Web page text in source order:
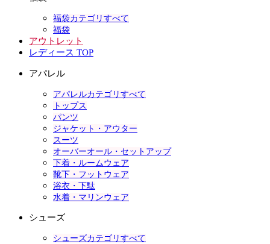
福袋カテゴリすべて
福袋
アウトレット
レディース TOP
アパレル
アパレルカテゴリすべて
トップス
パンツ
ジャケット・アウター
スーツ
オーバーオール・セットアップ
下着・ルームウェア
靴下・フットウェア
浴衣・下駄
水着・マリンウェア
シューズ
シューズカテゴリすべて